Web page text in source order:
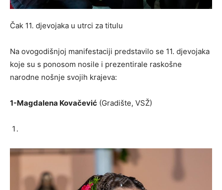
Čak 11. djevojaka u utrci za titulu
Na ovogodišnjoj manifestaciji predstavilo se 11. djevojaka
koje su s ponosom nosile i prezentirale raskošne
narodne nošnje svojih krajeva:
1-Magdalena Kovačević (Gradište, VSŽ)